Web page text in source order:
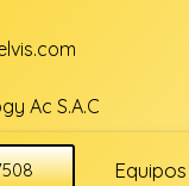
Ac S.A.C